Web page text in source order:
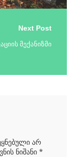
Next Post
მექანიზმი
არ
ნიშანი *